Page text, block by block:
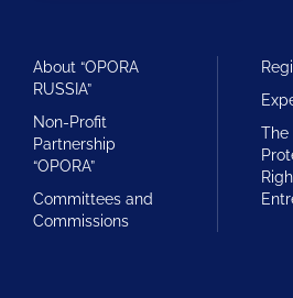
About “OPORA
RUSSIA”
Non-Profit
Partnership
“OPORA”
Committees and
Commissions
The